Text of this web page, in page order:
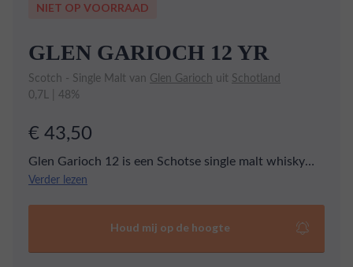
NIET OP VOORRAAD
GLEN GARIOCH 12 YR
Scotch - Single Malt van Glen Garioch uit Schotland
0,7L | 48%
€ 43,50
Glen Garioch 12 is een Schotse single malt whisky
afkomstig uit de oostelijke Hooglanden. Deze whisky
en kruiden. De whisky heeft gerijpt in ex-
bourbonvaten en ex-sherryvaten, wat bijdraagt aan
Verder lezen
Houd mij op de hoogte